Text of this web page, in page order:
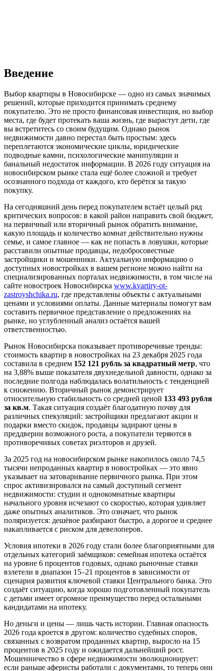
Введение
Выбор квартиры в Новосибирске — одно из самых значимых
решений, которые приходится принимать среднему
покупателю. Это не просто финансовая инвестиция, но выбор
места, где будет протекать ваша жизнь, где вырастут дети, где
вы встретитесь со своим будущим. Однако рынок
недвижимости давно перестал быть простым: здесь
переплетаются экономические циклы, юридические
подводные камни, психологические манипуляции и
банальный недостаток информации. В 2026 году ситуация на
новосибирском рынке стала ещё более сложной и требует
осознанного подхода от каждого, кто берётся за такую
покупку.
На сегодняшний день перед покупателем встаёт целый ряд
критических вопросов: в какой район направить свой бюджет,
на первичный или вторичный рынок обратить внимание,
какую площадь и количество комнат действительно нужны
семье, и самое главное — как не попасть в ловушки, которые
расставили опытные продавцы, недобросовестные
застройщики и мошенники. Актуальную информацию о
доступных новостройках в вашем регионе можно найти на
специализированных порталах недвижимости, в том числе на
сайте новостроек Новосибирска www.kvartiry-ot-
zastroyshchika.ru, где представлены объекты с актуальными
ценами и условиями оплаты. Данные материалы помогут вам
составить первичное представление о предложениях на
рынке, но углубленный анализ остаётся вашей
ответственностью.
Рынок Новосибирска показывает противоречивые тренды:
стоимость квартир в новостройках на 23 декабря 2025 года
составила в среднем 152 121 рубль за квадратный метр, что
на 3,88% выше показателя двухнедельной давности, однако за
последние полгода наблюдалась волатильность с тенденцией
к снижению. Вторичный рынок демонстрирует
относительную стабильность со средней ценой 133 493 рубля
за кв.м. Такая ситуация создаёт благодатную почву для
различных спекуляций: застройщики предлагают акции и
подарки вместо скидок, продавцы задирают цены в
преддверии возможного роста, а покупатели теряются в
противоречивых советах риэлторов и друзей.
За 2025 год на новосибирском рынке накопилось около 74,5
тысячи непроданных квартир в новостройках — это явно
указывает на затоваривание первичного рынка. При этом
спрос активизировался на самый доступный сегмент
недвижимости: студии и однокомнатные квартиры
начального уровня исчезают со скоростью, которая удивляет
даже опытных аналитиков. Это означает, что рынок
поляризуется: дешёвое разбирают быстро, а дорогое и среднее
накапливается с риском для девелоперов.
Условия ипотеки в 2026 году стали более благоприятными для
отдельных категорий заёмщиков: семейная ипотека остаётся
на уровне 6 процентов годовых, однако рыночные ставки
взлетели в диапазон 15–21 процентов в зависимости от
сценария развития ключевой ставки Центрального банка. Это
создаёт ситуацию, когда хорошо подготовленный покупатель
с детьми имеет огромное преимущество перед остальными
кандидатами на ипотеку.
Но деньги и цены — лишь часть истории. Главная опасность
2026 года кроется в другом: количество судебных споров,
связанных с возвратом проданных квартир, выросло на 15
процентов в 2025 году и ожидается дальнейший рост.
Мошенничество в сфере недвижимости эволюционирует:
если раньше аферисты работали с документами, то теперь они